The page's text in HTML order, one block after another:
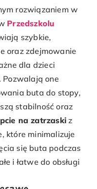
rozwiązaniem w
Przedszkolu
szybkie,
oraz zdejmowanie
dla dzieci
Pozwalają one
buta do stopy,
stabilność oraz
na zatrzaski z
które minimalizuje
się buta podczas
i łatwe do obsługi